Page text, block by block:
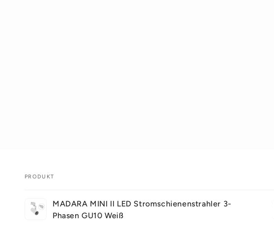
Warenkorb
PRODUKT
MADARA MINI II LED Stromschienenstrahler 3-
Phasen GU10 Weiß